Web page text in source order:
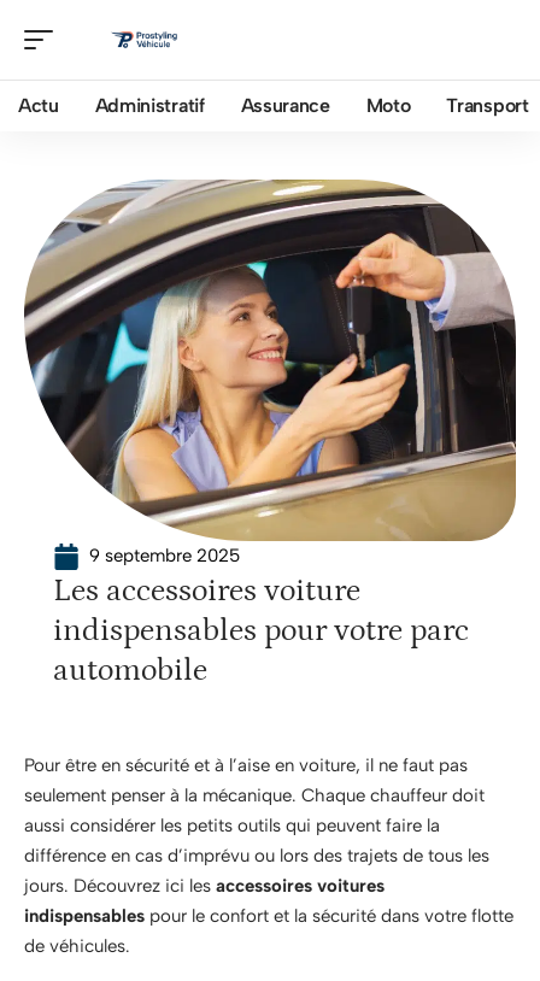
Actu Administratif Assurance Moto Transport
9 septembre 2025
Les accessoires voiture
indispensables pour votre parc
automobile
Pour être en sécurité et à l’aise en voiture, il ne faut pas
seulement penser à la mécanique. Chaque chauffeur doit
aussi considérer les petits outils qui peuvent faire la
différence en cas d’imprévu ou lors des trajets de tous les
jours. Découvrez ici les accessoires voitures
indispensables pour le confort et la sécurité dans votre flotte
de véhicules.